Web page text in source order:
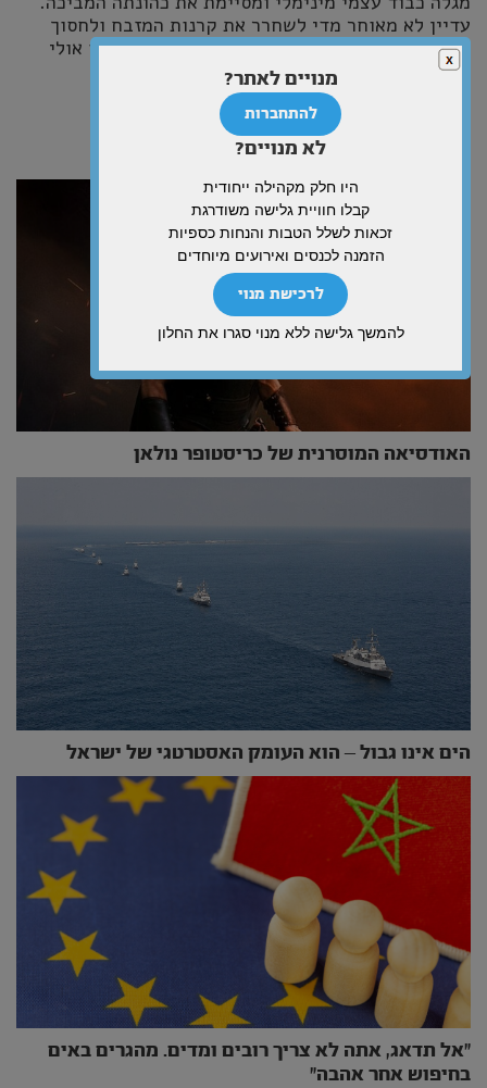
עדיין לא מאוחר מדי לשחרר את קרנות המזבח ולחסוך
מכולנו עימות משפטי-תקשורתי מיותר שתוצאתו אולי
ידועה מראש. מיארה – הגיע הזמן להתפטר.
מאמרים נוספים
האודסיאה המוסרנית של כריסטופר נולאן
הים אינו גבול – הוא העומק האסטרטגי של ישראל
״אל תדאג, אתה לא צריך רובים ומדים. מהגרים באים
בחיפוש אחר אהבה״
מנויים לאתר?
להתחברות
לא מנויים?
היו חלק מקהילה ייחודית
קבלו חוויית גלישה משודרגת
זכאות לשלל הטבות והנחות כספיות
הזמנה לכנסים ואירועים מיוחדים
לרכישת מנוי
להמשך גלישה ללא מנוי סגרו את החלון